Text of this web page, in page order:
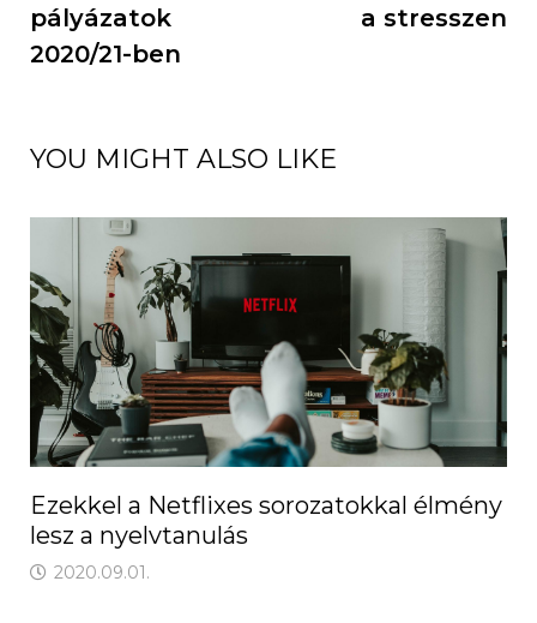
pályázatok
2020/21-ben
a stresszen
YOU MIGHT ALSO LIKE
Ezekkel a Netflixes sorozatokkal élmény
lesz a nyelvtanulás
2020.09.01.